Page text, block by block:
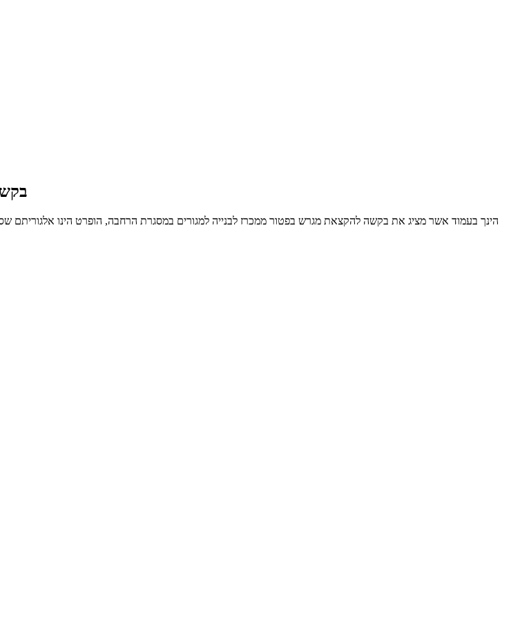
הינך בעמוד אשר מציג את בקשה להקצאת מגרש בפטור ממכרז לבנייה למגורים במסגרת הרחבה, הופרט הינו